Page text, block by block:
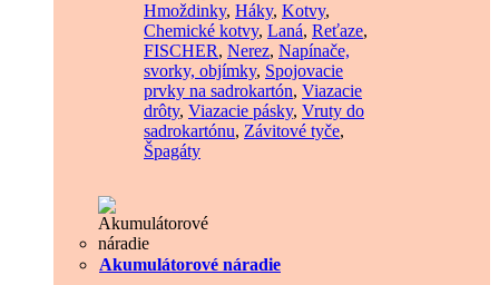
Hmoždinky, Háky, Kotvy,
Chemické kotvy, Laná, Reťaze,
FISCHER, Nerez, Napínače,
svorky, objímky, Spojovacie
prvky na sadrokartón, Viazacie
drôty, Viazacie pásky, Vruty do
sadrokartónu, Závitové tyče,
Špagáty
Akumulátorové náradie